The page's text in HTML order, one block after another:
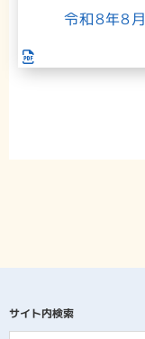
令和8年8月
サイト内検索